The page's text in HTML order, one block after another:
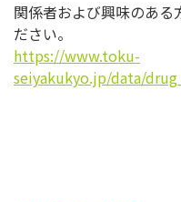
関係者および興味のある
ださい。
https://www.toku-
seiyakukyo.jp/data/